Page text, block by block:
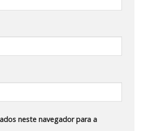
neste navegador para a